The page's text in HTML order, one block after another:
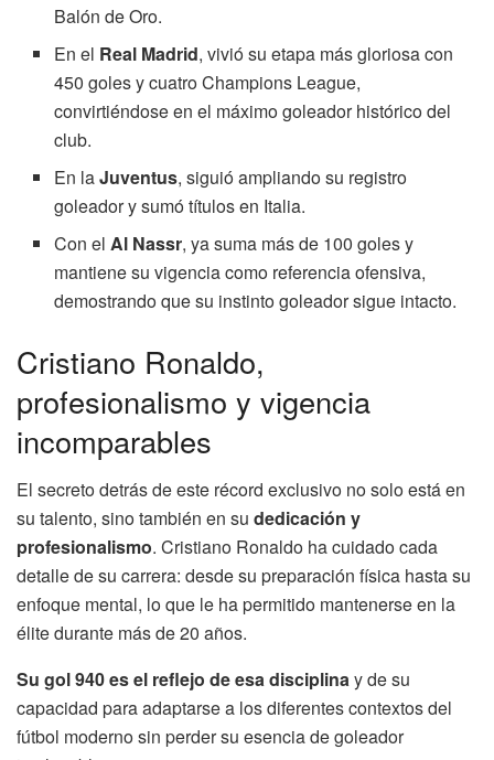
Balón de Oro.
En el Real Madrid, vivió su etapa más gloriosa con
450 goles y cuatro Champions League,
convirtiéndose en el máximo goleador histórico del
club.
En laJuventus, siguió ampliando su registro
goleador y sumó títulos en Italia.
Con el Al Nassr, ya suma más de 100 goles y
mantiene su vigencia como referencia ofensiva,
demostrando que su instinto goleador sigue intacto.
Cristiano Ronaldo,
profesionalismo y vigencia
incomparables
El secreto detrás de este récord exclusivo no solo está en
su talento, sino también en su dedicación y
profesionalismo. Cristiano Ronaldo ha cuidado cada
detalle de su carrera: desde su preparación física hasta su
enfoque mental, lo que le ha permitido mantenerse en la
élite durante más de 20 años.
Su gol 940 es el reflejo de esa disciplinay de su
capacidad para adaptarse a los diferentes contextos del
fútbol moderno sin perder su esencia de goleador